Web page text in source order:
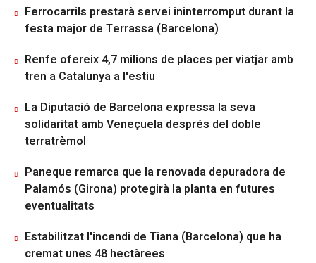
Ferrocarrils prestarà servei ininterromput durant la
festa major de Terrassa (Barcelona)
Renfe ofereix 4,7 milions de places per viatjar amb
tren a Catalunya a l'estiu
La Diputació de Barcelona expressa la seva
solidaritat amb Veneçuela després del doble
terratrèmol
Paneque remarca que la renovada depuradora de
Palamós (Girona) protegirà la planta en futures
eventualitats
Estabilitzat l'incendi de Tiana (Barcelona) que ha
cremat unes 48 hectàrees